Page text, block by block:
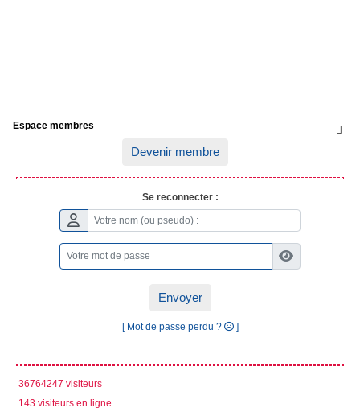

Espace membres
Devenir membre
Se reconnecter :
Envoyer
[ Mot de passe perdu ? ]
36764247 visiteurs
143 visiteurs en ligne